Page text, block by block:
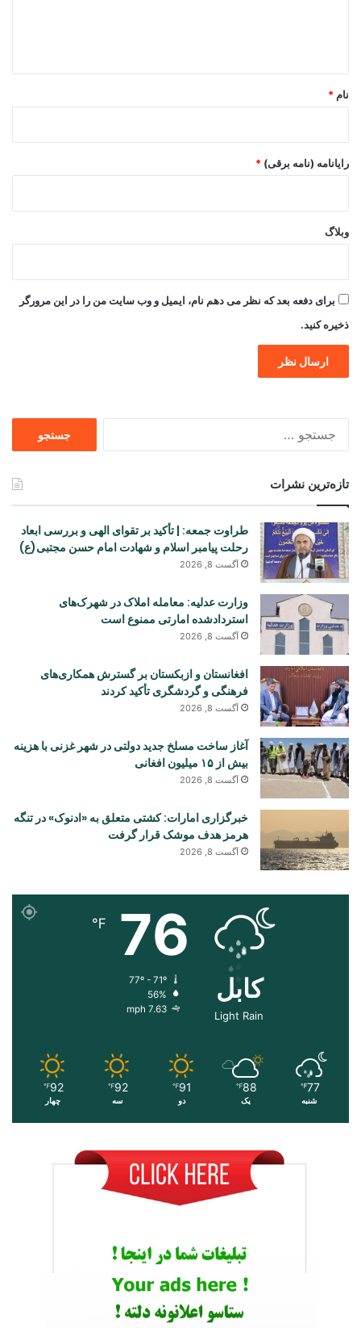
نام *
رایانامه (نامه برقی) *
وبلاگ
برای دفعه بعد که نظر می دهم نام، ایمیل و وب سایت من را در این مرورگر
ذخیره کنید.
تازه‌ترین نشرات
طراوت جمعه: | تأکید بر تقوای الهی و بررسی ابعاد
رحلت پیامبر اسلام و شهادت امام حسن مجتبی(ع)
آگست 8, 2026
وزارت عدلیه: معامله املاک در شهرک‌های
استردادشده امارتی ممنوع است
آگست 8, 2026
افغانستان و ازبکستان بر گسترش همکاری‌های
فرهنگی و گردشگری تأکید کردند
آگست 8, 2026
آغاز ساخت مسلخ جدید دولتی در شهر غزنی با هزینه
بیش از ۱۵ میلیون افغانی
آگست 8, 2026
خبرگزاری امارات: کشتی متعلق به «ادنوک» در تنگه
هرمز هدف موشک قرار گرفت
آگست 8, 2026
کابل
Light Rain
76
℉
56%
7.63 mph
77
℉
شنبه
88
℉
یک
91
℉
دو
92
℉
سه
92
℉
چهار